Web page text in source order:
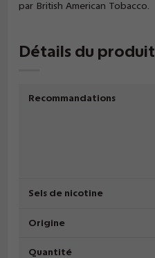
par British American Tobacco.
Détails du produit
Recommandations
Sels de nicotine
Origine
Quantité